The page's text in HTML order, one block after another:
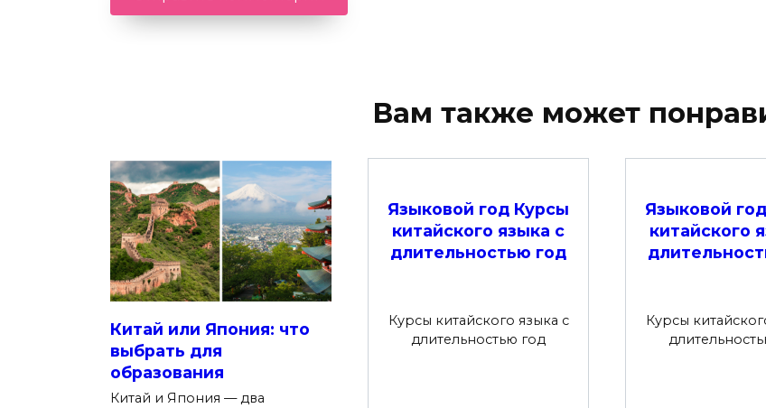
Вам также может
Китай или Япония: что
выбрать для
образования
Китай и Япония — два
Языковой год Курсы
китайского языка с
длительностью год
Курсы китайского языка с
длительностью год
Языковой
китайского
Курсы